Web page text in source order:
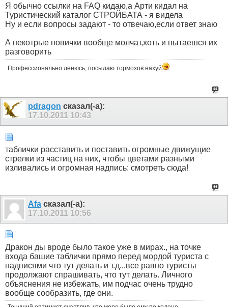
Я обычно ссылки на FAQ кидаю,а Арти кидал на
Туристический каталог СТРОЙБАТА - я видела
Ну и если вопросы задают - то отвечаю,если ответ знаю
А некотрые новички вообще молчат,хоть и пытаешся их
разговорить
Профессионально ленюсь, посылаю тормозов нахуй
pdragon сказал(-а):
17.10.2011 10:43
таблички расставить и поставить огромные движущие
стрелки из частиц на них, чтобы цветами разными
изливались и огромная надпись: смотреть сюда!
Afa сказал(-а):
17.10.2011 10:56
Дракон ды вроде было такое уже в мирах., на точке
входа башие таблички прямо перед мордой туриста с
надписями что тут делать и т.д...все равно туристы
продолжают спрашивать, что тут делать. Личного
объяснения не избежать, им подчас очень трудно
вообще сообразить, где они.